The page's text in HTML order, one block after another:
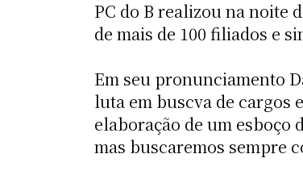
PC do B realizou na noite
de mais de 100 filiados e
Em seu pronunciamento
luta em buscva de cargos
elaboração de um esboço
mas buscaremos sempre